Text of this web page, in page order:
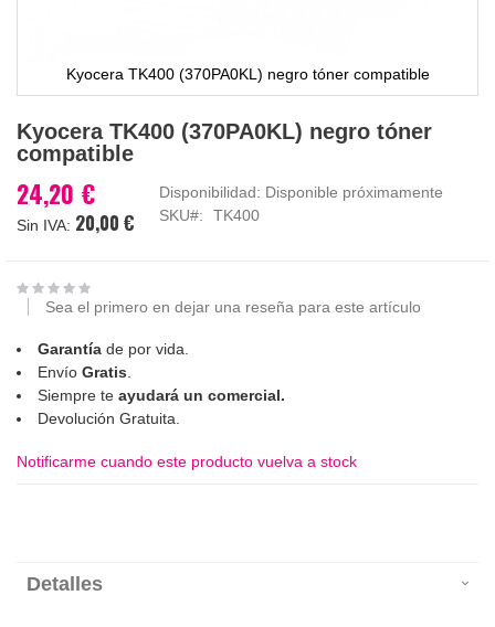
Kyocera TK400 (370PA0KL) negro tóner compatible
al
comienzo
la
galería
Kyocera TK400 (370PA0KL) negro tóner
compatible
24,20 €
20,00 €
Disponibilidad: Disponible próximamente
SKU
TK400
Sea el primero en dejar una reseña para este artículo
Garantía de por vida.
Envío Gratis.
Siempre te ayudará un comercial.
Devolución Gratuita.
Notificarme cuando este producto vuelva a stock
Detalles